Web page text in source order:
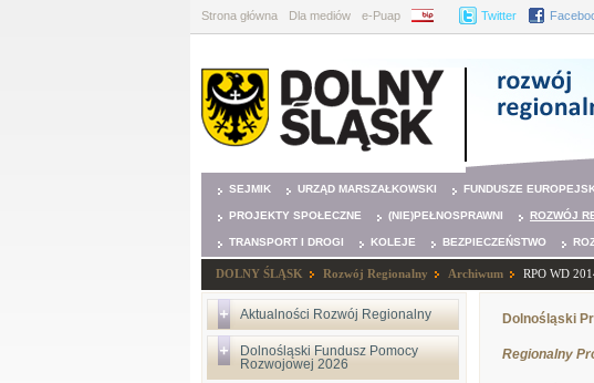
Strona główna Dla mediów e-Puap BIP Twitter
SEJMIK URZĄD MARSZAŁKOWSKI FUNDUSZE
PROJEKTY SPOŁECZNE (NIE)PEŁNOSPRAWNI ROZWÓJ
TRANSPORT I DROGI KOLEJE BEZPIECZEŃSTWO
DOLNY ŚLĄSK Rozwój Regionalny Archiwum RPO WD
Aktualności Rozwój Regionalny
Dolnośląski Fundusz Pomocy
Rozwojowej 2026
Dolnośląski
Regionalny